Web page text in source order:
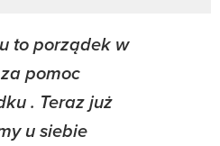
to porządek w
pomoc
. Teraz już
u siebie